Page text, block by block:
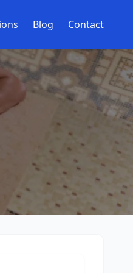
Blog Contact